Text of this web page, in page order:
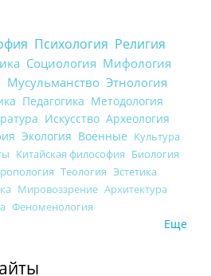
Психология Религия
Социология Мифология
Мусульманство Этнология
Педагогика Методология
Искусство Археология
Экология Военные Культура
Китайская философия Биология
Теология Эстетика
Мировоззрение Архитектура
Феноменология
Еще